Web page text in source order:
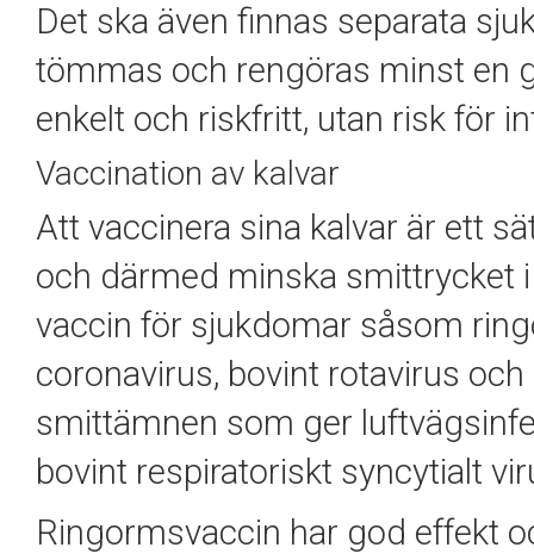
Det ska även finnas separata
tömmas och rengöras minst en
enkelt och riskfritt, utan risk för
Vaccination av kalvar
Att vaccinera sina kalvar är ett
och därmed minska smittrycket
vaccin för sjukdomar såsom
coronavirus, bovint rotavirus
smittämnen som ger
bovint respiratoriskt syncytialt
Ringormsvaccin har god effekt